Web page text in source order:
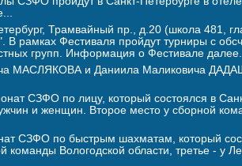
Трамвайный пр., д.20 (школа 481,
рамках Фестиваля пройдут турниры с
групп. Информация о Фестивале
МАСЛЯКОВА и Даниила Маликовича
СЗФО по лицу, который состоялся в
и женщин. Второе место у сборной
СЗФО по быстрым шахматам, который
Вологодской области, третье - у